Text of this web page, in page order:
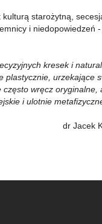
starożytną,
i niedopowiedzeń
kresek i
urzekające
wręcz oryginalne,
i ulotnie
historyk i